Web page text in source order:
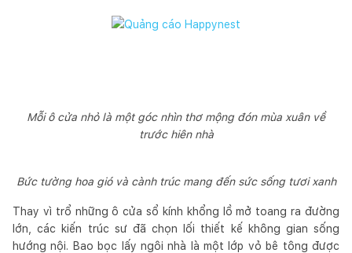
Mỗi ô cửa nhỏ là một góc nhìn thơ mộng đón mùa xuân về
trước hiên nhà
Bức tường hoa gió và cành trúc mang đến sức sống tươi xanh
Thay vì trổ những ô cửa sổ kính khổng lồ mở toang ra đường
lớn, các kiến trúc sư đã chọn lối thiết kế không gian sống
hướng nội. Bao bọc lấy ngôi nhà là một lớp vỏ bê tông được